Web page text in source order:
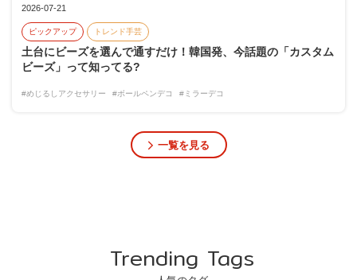
2026-07-21
ピックアップ トレンド手芸
土台にビーズを選んで通すだけ！韓国発、今話題の「カスタム
ビーズ」って知ってる?
#めじるしアクセサリー #ボールペンデコ #ミラーデコ
一覧を見る
Trending Tags